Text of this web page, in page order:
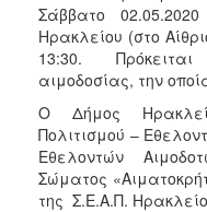
Σάββατο
Ηρακλείου (στο
13:30. Πρόκειται
αιμοδοσίας, την
O Δήμος
Πολιτισμού –
Εθελοντών
Σώματος
της Σ.Ε.Α.Π.